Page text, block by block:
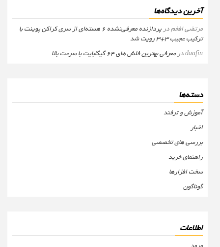
آخرین دیدگاه‌ها
مرتضی افخمدر
پردازنده معرفی‌نشده 6 هسته‌ای از سری کراکن پوینت با
ترکیب عجیب 3+3 رویت شد
daafinدرمعرفی بهترین فلش های 64 گیگابایت با سرعت بالا
دسته‌ها
آموزش و ترفند
اخبار
بررسی های تخصصی
راهنمای خرید
سخت افزارها
گوناگون
اطلاعات